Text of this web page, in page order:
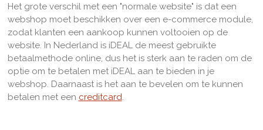
Het grote verschil met een "normale website" is dat een
webshop moet beschikken over een e-commerce module,
zodat klanten een aankoop kunnen voltooien op de
website. In Nederland is iDEAL de meest gebruikte
betaalmethode online, dus het is sterk aan te raden om de
optie om te betalen met iDEAL aan te bieden in je
webshop. Daarnaast is het aan te bevelen om te kunnen
betalen met een creditcard.